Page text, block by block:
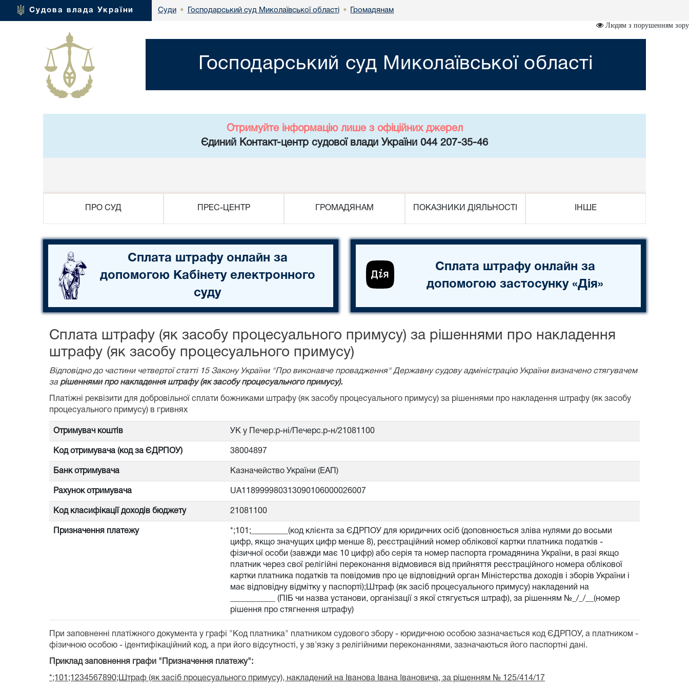
Судова влада України Суди • Господарський суд Миколаївської області • Громадянам
Людям з порушенням зору
Господарський суд Миколаївської області
Отримуйте інформацію лише з офіційних джерел
Єдиний Контакт-центр судової влади України 044 207-35-46
ПРО СУД ПРЕС-ЦЕНТР ГРОМАДЯНАМ ПОКАЗНИКИ ДІЯЛЬНОСТІ ІНШЕ
Сплата штрафу онлайн за
допомогою Кабінету електронного
суду
Сплата штрафу онлайн за
допомогою застосунку «Дія»
Сплата штрафу (як засобу процесуального примусу) за рішеннями про накладення
штрафу (як засобу процесуального примусу)
Відповідно до частини четвертої статті 15 Закону України "Про виконавче провадження" Державну судову адміністрацію України визначено стягувачем
за рішеннями про накладення штрафу (як засобу процесуального примусу).
Платіжні реквізити для добровільної сплати божниками штрафу (як засобу процесуального примусу) за рішеннями про накладення штрафу (як засобу
процесуального примусу) в гривнях
Отримувач коштів УК у Печер.р-ні/Печерс.р-н/21081100
Код отримувача (код за ЄДРПОУ) 38004897
Банк отримувача Казначейство України (ЕАП)
Рахунок отримувача UA118999980313090106000026007
Код класифікації доходів бюджету 21081100
Призначення платежу
*;101;_________(код клієнта за ЄДРПОУ для юридичних осіб (доповнюється зліва нулями до восьми
цифр, якщо значущих цифр менше 8), реєстраційний номер облікової картки платника податків -
фізичної особи (завжди має 10 цифр) або серія та номер паспорта громадянина України, в разі якщо
платник через свої релігійні переконання відмовився від прийняття реєстраційного номера облікової
картки платника податків та повідомив про це відповідний орган Міністерства доходів і зборів України і
має відповідну відмітку у паспорті);Штраф (як засіб процесуального примусу) накладений на
___________ (ПІБ чи назва установи, організації з якої стягується штраф), за рішенням №_/_/__(номер
рішення про стягнення штрафу)
При заповненні платіжного документа у графі "Код платника" платником судового збору - юридичною особою зазначається код ЄДРПОУ, а платником -
фізичною особою - ідентифікаційний код, а при його відсутності, у зв'язку з релігійними переконаннями, зазначаються його паспортні дані.
Приклад заповнення графи "Призначення платежу":
*;101;1234567890;Штраф (як засіб процесуального примусу), накладений на Іванова Івана Івановича, за рішенням № 125/414/17